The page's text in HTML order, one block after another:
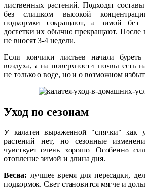
лиственных растений. Подходят
без слишком высокой
подкормки сокращают, а зимой без
досветки их обычно прекращают. После
не вносят 3-4 недели.
Если кончики листьев начали
воздуха, а на поверхности почвы есть
не только о воде, но и о возможном
Уход по сезонам
У калатеи выраженной "спячки" как
растений нет, но сезонные
чувствует очень хорошо. Особенно
отопление зимой и длина дня.
Весна: лучшее время для пересадки,
подкормок. Свет становится мягче и